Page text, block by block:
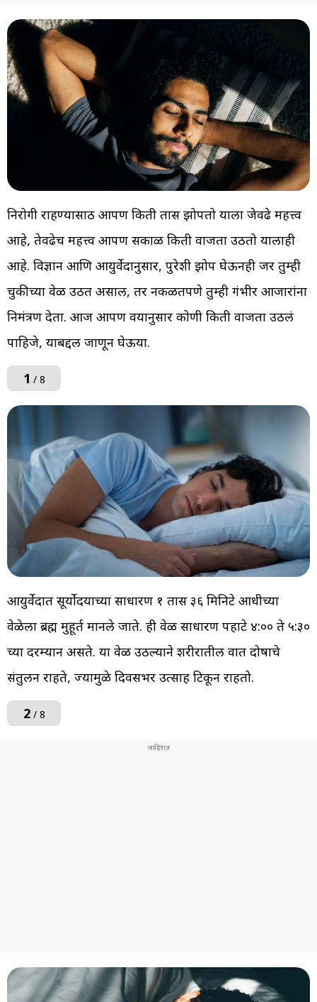
निरोगी राहण्यासाठी आपण किती तास झोपतो याला जेवढे महत्त्व
आहे, तेवढेच महत्त्व आपण सकाळी किती वाजता उठतो यालाही
आहे. विज्ञान आणि आयुर्वेदानुसार, पुरेशी झोप घेऊनही जर तुम्ही
चुकीच्या वेळी उठत असाल, तर नकळतपणे तुम्ही गंभीर आजारांना
निमंत्रण देता. आज आपण वयानुसार कोणी किती वाजता उठलं
पाहिजे, याबद्दल जाणून घेऊया.
1 / 8
आयुर्वेदात सूर्योदयाच्या साधारण १ तास ३६ मिनिटे आधीच्या
वेळेला ब्रह्म मुहूर्त मानले जाते. ही वेळ साधारण पहाटे ४:०० ते ५:३०
च्या दरम्यान असते. या वेळी उठल्याने शरीरातील वात दोषाचे
संतुलन राहते, ज्यामुळे दिवसभर उत्साह टिकून राहतो.
2/ 8